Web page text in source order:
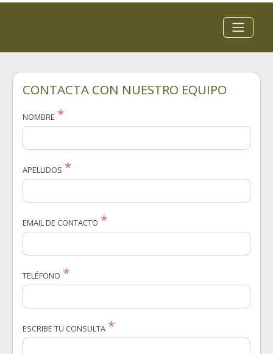
CONTACTA CON NUESTRO EQUIPO
NOMBRE
APELLIDOS
EMAIL DE CONTACTO
TELÉFONO
ESCRIBE TU CONSULTA